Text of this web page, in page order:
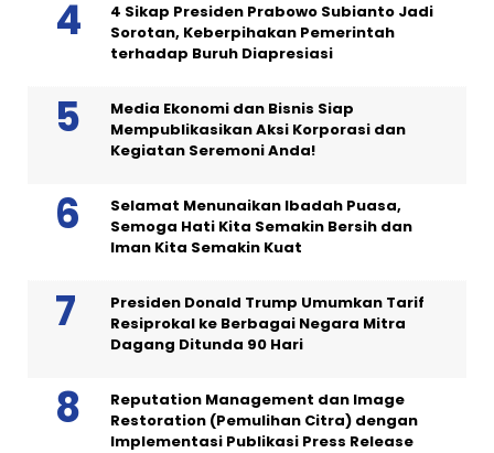
4 Sikap Presiden Prabowo Subianto Jadi
Sorotan, Keberpihakan Pemerintah
terhadap Buruh Diapresiasi
Media Ekonomi dan Bisnis Siap
Mempublikasikan Aksi Korporasi dan
Kegiatan Seremoni Anda!
Selamat Menunaikan Ibadah Puasa,
Semoga Hati Kita Semakin Bersih dan
Iman Kita Semakin Kuat
Presiden Donald Trump Umumkan Tarif
Resiprokal ke Berbagai Negara Mitra
Dagang Ditunda 90 Hari
Reputation Management dan Image
Restoration (Pemulihan Citra) dengan
Implementasi Publikasi Press Release